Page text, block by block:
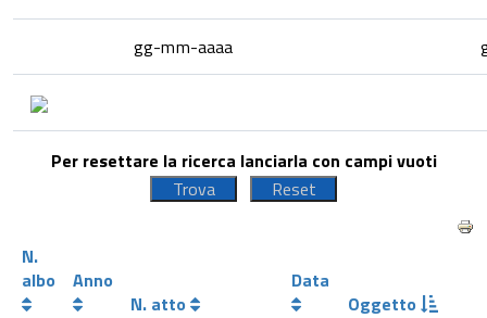
gg-mm-aaaa
Per resettare la ricerca lanciarla con campi vuoti
N.
albo
Anno
N. atto
Data
Oggetto